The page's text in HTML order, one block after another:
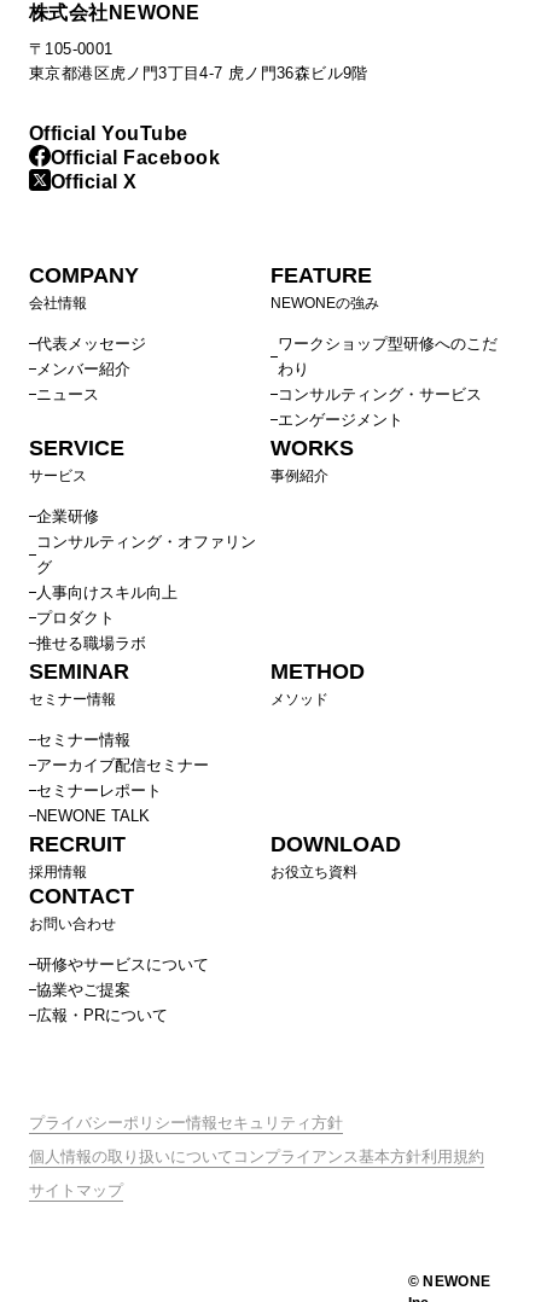
株式会社NEWONE
〒105-0001
東京都港区虎ノ門3丁目4-7 虎ノ門36森ビル9階
Official YouTube
Official Facebook
Official X
COMPANY
会社情報
代表メッセージ
メンバー紹介
ニュース
FEATURE
NEWONEの強み
ワークショップ型研修へのこだ
わり
コンサルティング・サービス
エンゲージメント
SERVICE
サービス
企業研修
コンサルティング・オファリン
グ
人事向けスキル向上
プロダクト
推せる職場ラボ
WORKS
事例紹介
SEMINAR
セミナー情報
セミナー情報
アーカイブ配信セミナー
セミナーレポート
NEWONE TALK
METHOD
メソッド
RECRUIT
採用情報
DOWNLOAD
お役立ち資料
CONTACT
お問い合わせ
研修やサービスについて
協業やご提案
広報・PRについて
プライバシーポリシー情報セキュリティ方針
個人情報の取り扱いについて コンプライアンス基本方針利用規約
サイトマップ
© NEWONE